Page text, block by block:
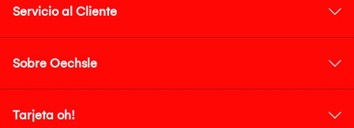
Servicio al Cliente
Sobre Oechsle
Tarjeta oh!